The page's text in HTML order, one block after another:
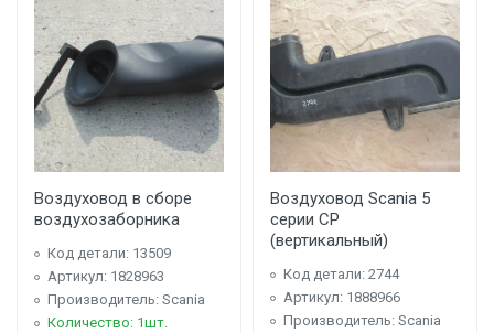
Воздуховод в сборе
воздухозаборника
Код детали: 13509
Артикул: 1828963
Производитель: Scania
Количество: 1шт.
Воздуховод Scania 5
серии CP
(вертикальный)
Код детали: 2744
Артикул: 1888966
Производитель: Scania